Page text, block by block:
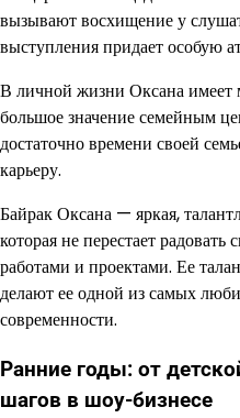
вызывают восхищение у
выступления придает особую
В личной жизни Оксана имеет
большое значение семейным
достаточно времени своей
карьеру.
Байрак Оксана — яркая,
которая не перестает
работами и проектами. Ее
делают ее одной из самых
современности.
Ранние годы: от
шагов в шоу-бизнесе